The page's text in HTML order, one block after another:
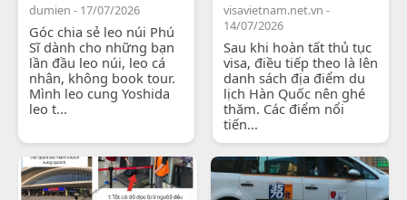
dumien - 17/07/2026
Góc chia sẻ leo núi Phú
Sĩ dành cho những bạn
lần đầu leo núi, leo cá
nhân, không book tour.
Mình leo cung Yoshida
leo t...
visavietnam.net.vn -
14/07/2026
Sau khi hoàn tất thủ tục
visa, điều tiếp theo là lên
danh sách địa điểm du
lịch Hàn Quốc nên ghé
thăm. Các điểm nổi
tiến...